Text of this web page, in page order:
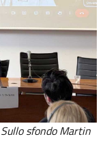
sfondo Martin